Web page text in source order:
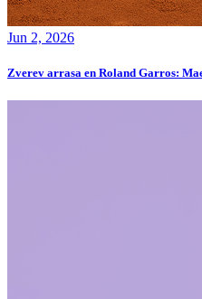
Jun 2, 2026
Zverev arrasa en Roland Garros: